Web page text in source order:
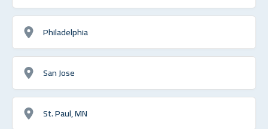
Philadelphia
San Jose
St. Paul, MN